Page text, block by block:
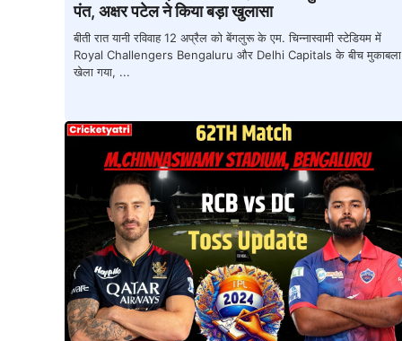
पंत, अक्षर पटेल ने किया बड़ा खुलासा
बीती रात यानी रविवाह 12 अप्रैल को बेंगलुरू के एम. चिन्नास्वामी स्टेडियम में
Royal Challengers Bengaluru और Delhi Capitals के बीच मुकाबला
खेला गया, ...